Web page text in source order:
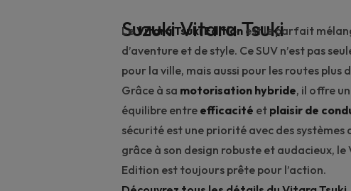
Suzuki Vitara Tsuki
LeVitara Tsuki Edition est le parfait
d’aventure et de style. Ce SUV n’est pas
pour la ville, mais aussi pour les routes plus
Grâce à sa motorisation hybride, il offre
équilibre entre efficacité et plaisir de
sécurité est une priorité avec des systèmes
grâce à son design robuste et audacieux, le
Edition est toujours prête pour l’action.